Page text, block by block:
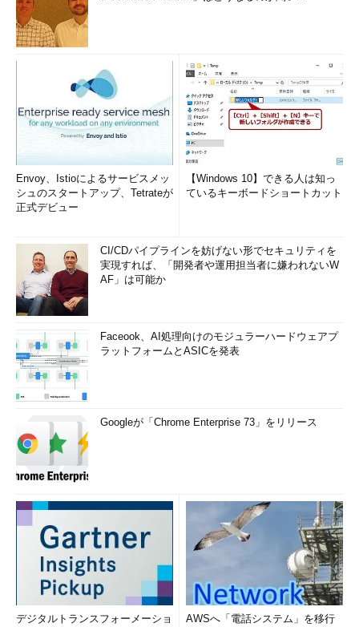
XP SP2のOutlook Expressでテキストの強制改行を有効
にする
ファイルの文字コードを変換する（TIPS）
「Tech TIPS」
Envoy、Istioによるサービスメッ
シュのスタートアップ、Tetrateが
正式デビュー
【Windows 10】できる人は知っ
ているキーボードショートカット
CI/CDパイプラインを妨げない形でセキュリティを
実現すれば、「開発者や運用担当者に嫌われないW
AF」は可能か
Faceook、AI処理向けのモジュラーハードウェアプ
ラットフォームとASICを発表
Googleが「Chrome Enterprise 73」をリリース
デジタルトランスフォーメーショ AWSへ「電話システム」を移行